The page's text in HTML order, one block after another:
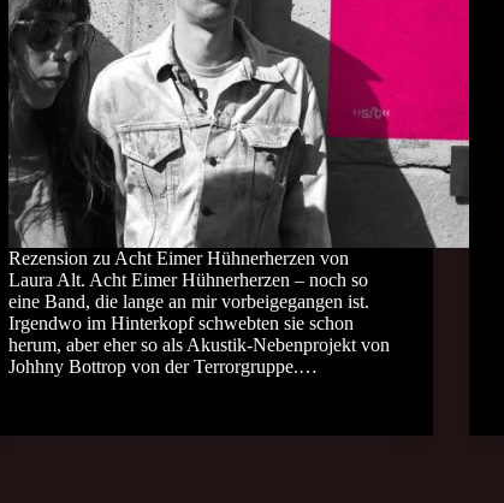
Rezension zu Acht Eimer Hühnerherzen von
Laura Alt. Acht Eimer Hühnerherzen – noch so
eine Band, die lange an mir vorbeigegangen ist.
Irgendwo im Hinterkopf schwebten sie schon
herum, aber eher so als Akustik-Nebenprojekt von
Johhny Bottrop von der Terrorgruppe.…